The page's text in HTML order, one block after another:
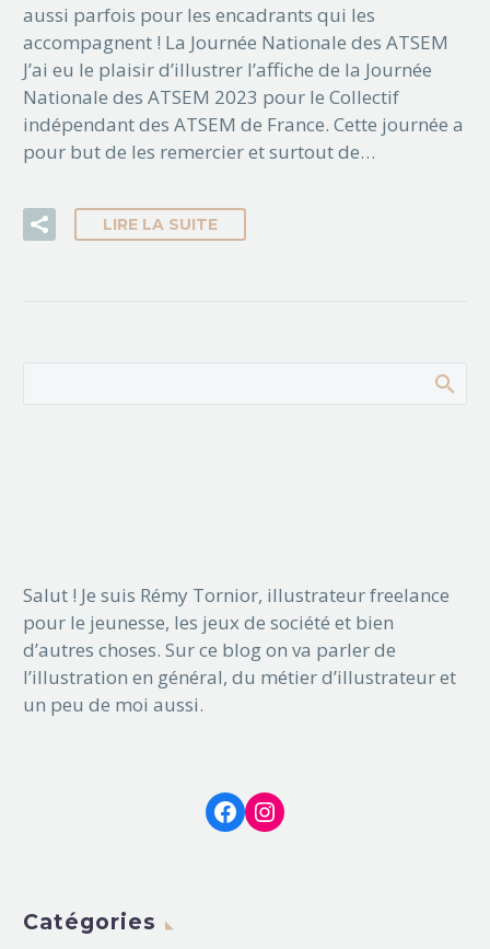
aussi parfois pour les encadrants qui les
accompagnent ! La Journée Nationale des ATSEM
J’ai eu le plaisir d’illustrer l’affiche de la Journée
Nationale des ATSEM 2023 pour le Collectif
indépendant des ATSEM de France. Cette journée a
pour but de les remercier et surtout de…
LIRE LA SUITE
Salut ! Je suis Rémy Tornior, illustrateur freelance
pour le jeunesse, les jeux de société et bien
d’autres choses. Sur ce blog on va parler de
l’illustration en général, du métier d’illustrateur et
un peu de moi aussi.
Facebook
Instagram
Catégories